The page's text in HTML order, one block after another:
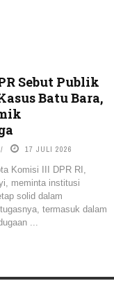
Sebut Publik
Batu Bara,
17 JULI 2026
Komisi III DPR RI,
meminta institusi
solid dalam
termasuk dalam
...